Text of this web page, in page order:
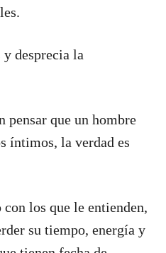
desprecia la
pensar que un hombre
íntimos, la verdad es
los que le entienden,
su tiempo, energía y